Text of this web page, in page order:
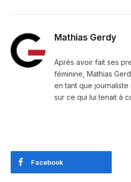
Mathias Gerdy
Après avoir fait ses
féminine, Mathias
en tant que
sur ce qui lui tenait à
Facebook